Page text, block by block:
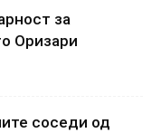
за
Оризари
соседи од